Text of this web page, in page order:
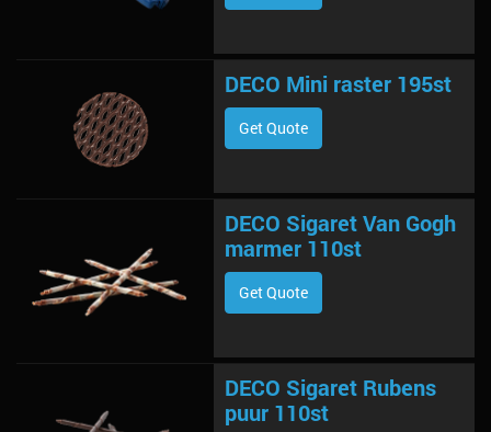
DECO Mini raster 195st
Get Quote
DECO Sigaret Van Gogh
marmer 110st
Get Quote
DECO Sigaret Rubens
puur 110st